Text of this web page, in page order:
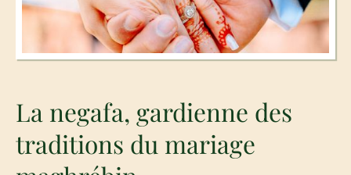
La negafa, gardienne des
traditions du mariage